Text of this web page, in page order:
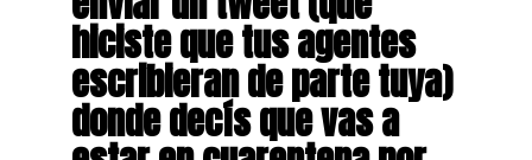
hiciste que tus agentes
escribieran de parte tuya)
donde decís que vas a